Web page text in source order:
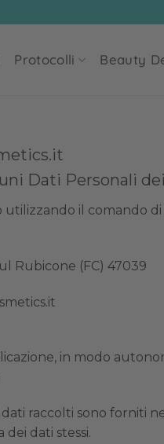
Protocolli Beauty
Dati Personali
il comando
Rubicone (FC) 47039
in modo
raccolti sono forniti
dati stessi.